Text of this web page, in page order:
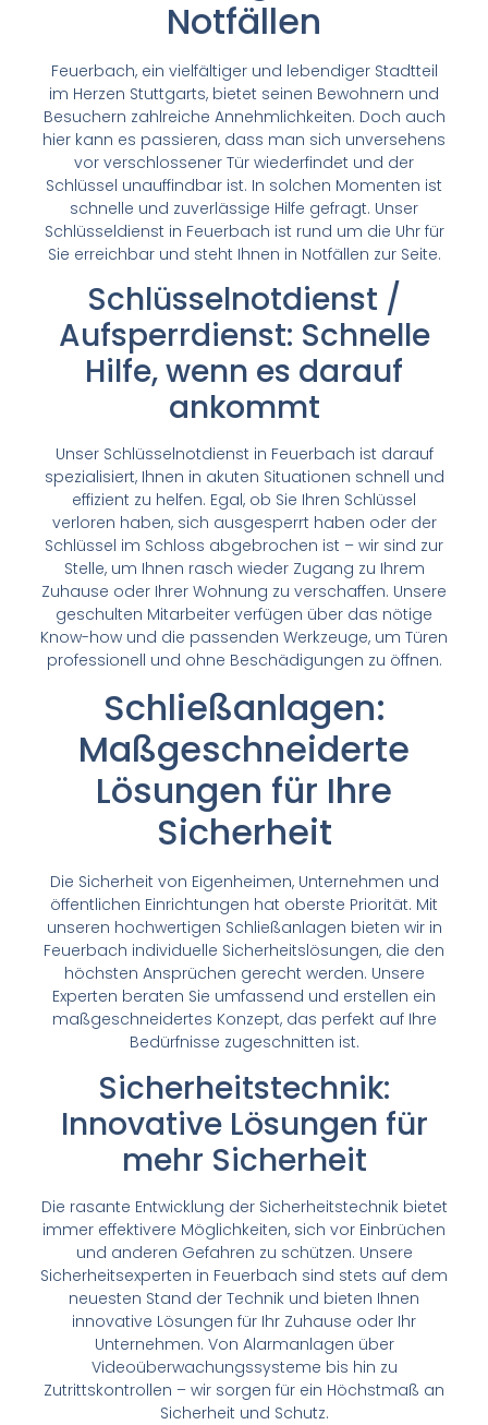
Notfällen
Feuerbach, ein vielfältiger und lebendiger Stadtteil
im Herzen Stuttgarts, bietet seinen Bewohnern und
Besuchern zahlreiche Annehmlichkeiten. Doch auch
hier kann es passieren, dass man sich unversehens
vor verschlossener Tür wiederfindet und der
Schlüssel unauffindbar ist. In solchen Momenten ist
schnelle und zuverlässige Hilfe gefragt. Unser
Schlüsseldienst in Feuerbach ist rund um die Uhr für
Sie erreichbar und steht Ihnen in Notfällen zur Seite.
Schlüsselnotdienst /
Aufsperrdienst: Schnelle
Hilfe, wenn es darauf
ankommt
Unser Schlüsselnotdienst in Feuerbach ist darauf
spezialisiert, Ihnen in akuten Situationen schnell und
effizient zu helfen. Egal, ob Sie Ihren Schlüssel
verloren haben, sich ausgesperrt haben oder der
Schlüssel im Schloss abgebrochen ist – wir sind zur
Stelle, um Ihnen rasch wieder Zugang zu Ihrem
Zuhause oder Ihrer Wohnung zu verschaffen. Unsere
geschulten Mitarbeiter verfügen über das nötige
Know-how und die passenden Werkzeuge, um Türen
professionell und ohne Beschädigungen zu öffnen.
Schließanlagen:
Maßgeschneiderte
Lösungen für Ihre
Sicherheit
Die Sicherheit von Eigenheimen, Unternehmen und
öffentlichen Einrichtungen hat oberste Priorität. Mit
unseren hochwertigen Schließanlagen bieten wir in
Feuerbach individuelle Sicherheitslösungen, die den
höchsten Ansprüchen gerecht werden. Unsere
Experten beraten Sie umfassend und erstellen ein
maßgeschneidertes Konzept, das perfekt auf Ihre
Bedürfnisse zugeschnitten ist.
Sicherheitstechnik:
Innovative Lösungen für
mehr Sicherheit
Die rasante Entwicklung der Sicherheitstechnik bietet
immer effektivere Möglichkeiten, sich vor Einbrüchen
und anderen Gefahren zu schützen. Unsere
Sicherheitsexperten in Feuerbach sind stets auf dem
neuesten Stand der Technik und bieten Ihnen
innovative Lösungen für Ihr Zuhause oder Ihr
Unternehmen. Von Alarmanlagen über
Videoüberwachungssysteme bis hin zu
Zutrittskontrollen – wir sorgen für ein Höchstmaß an
Sicherheit und Schutz.